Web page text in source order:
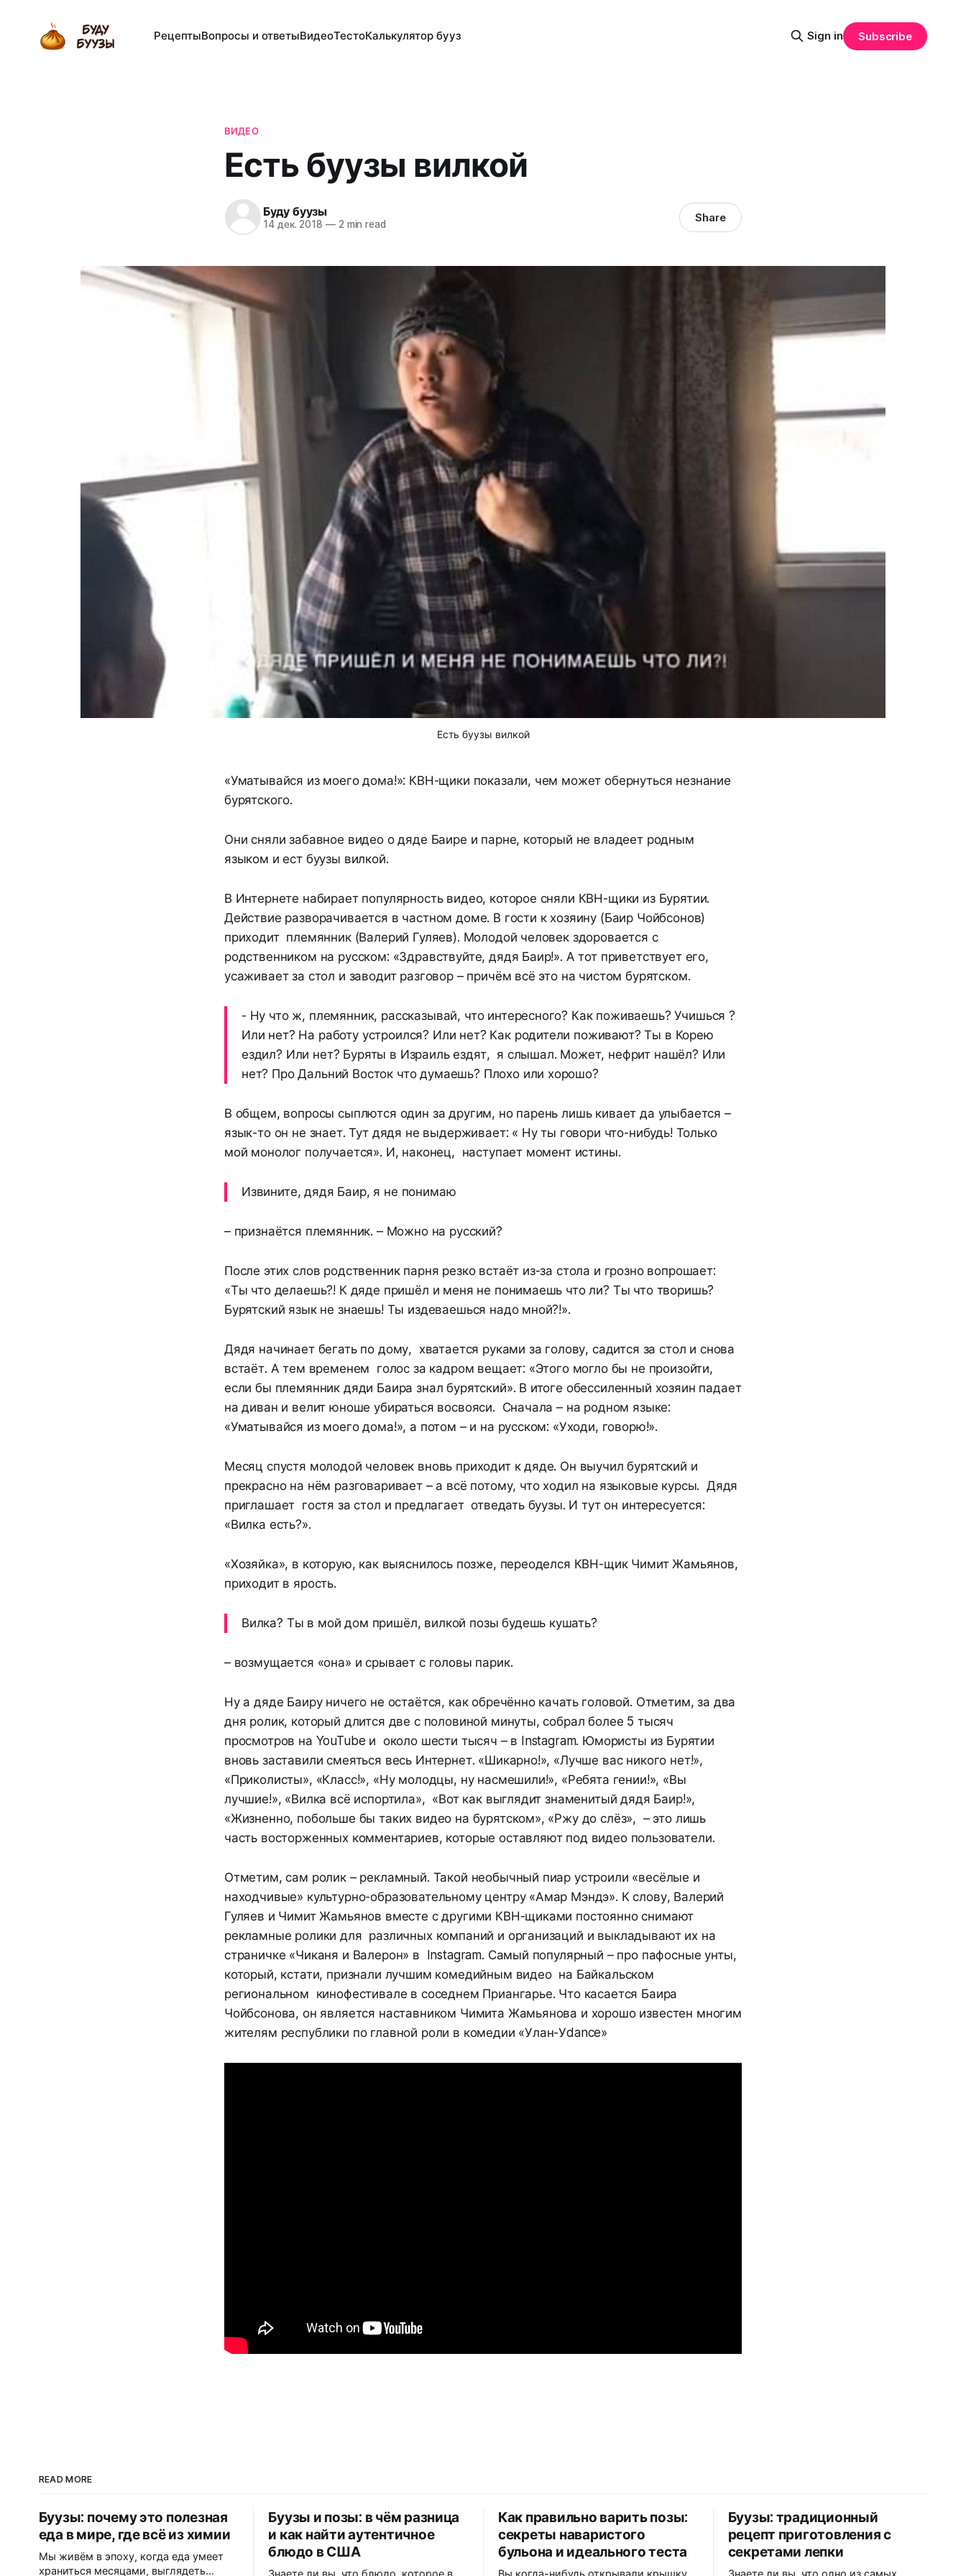
РецептыВопросы и ответыВидеоТестоКалькулятор бууз Sign in Subscribe
ВИДЕО
Есть буузы вилкой
Буду буузы
14 дек. 2018 —2 min read Share
Есть буузы вилкой
«Уматывайся из моего дома!»: КВН-щики показали, чем может обернуться незнание
бурятского.
Они сняли забавное видео о дяде Баире и парне, который не владеет родным
языком и ест буузы вилкой.
В Интернете набирает популярность видео, которое сняли КВН-щики из Бурятии.
Действие разворачивается в частном доме. В гости к хозяину (Баир Чойбсонов)
приходит племянник (Валерий Гуляев). Молодой человек здоровается с
родственником на русском: «Здравствуйте, дядя Баир!». А тот приветствует его,
усаживает за стол и заводит разговор – причём всё это на чистом бурятском.
- Ну что ж, племянник, рассказывай, что интересного? Как поживаешь? Учишься ?
Или нет? На работу устроился? Или нет? Как родители поживают? Ты в Корею
ездил? Или нет? Буряты в Израиль ездят, я слышал. Может, нефрит нашёл? Или
нет? Про Дальний Восток что думаешь? Плохо или хорошо?
В общем, вопросы сыплются один за другим, но парень лишь кивает да улыбается –
язык-то он не знает. Тут дядя не выдерживает: « Ну ты говори что-нибудь! Только
мой монолог получается». И, наконец, наступает момент истины.
Извините, дядя Баир, я не понимаю
– признаётся племянник. – Можно на русский?
После этих слов родственник парня резко встаёт из-за стола и грозно вопрошает:
«Ты что делаешь?! К дяде пришёл и меня не понимаешь что ли? Ты что творишь?
Бурятский язык не знаешь! Ты издеваешься надо мной?!».
Дядя начинает бегать по дому, хватается руками за голову, садится за стол и снова
встаёт. А тем временем голос за кадром вещает: «Этого могло бы не произойти,
если бы племянник дяди Баира знал бурятский». В итоге обессиленный хозяин падает
на диван и велит юноше убираться восвояси. Сначала – на родном языке:
«Уматывайся из моего дома!», а потом – и на русском: «Уходи, говорю!».
Месяц спустя молодой человек вновь приходит к дяде. Он выучил бурятский и
прекрасно на нём разговаривает – а всё потому, что ходил на языковые курсы. Дядя
приглашает гостя за стол и предлагает отведать буузы. И тут он интересуется:
«Вилка есть?».
«Хозяйка», в которую, как выяснилось позже, переоделся КВН-щик Чимит Жамьянов,
приходит в ярость.
Вилка? Ты в мой дом пришёл, вилкой позы будешь кушать?
– возмущается «она» и срывает с головы парик.
Ну а дяде Баиру ничего не остаётся, как обречённо качать головой. Отметим, за два
дня ролик, который длится две с половиной минуты, собрал более 5 тысяч
просмотров на YouTube и около шести тысяч – в Instagram. Юмористы из Бурятии
вновь заставили смеяться весь Интернет. «Шикарно!», «Лучше вас никого нет!»,
«Приколисты», «Класс!», «Ну молодцы, ну насмешили!», «Ребята гении!», «Вы
лучшие!», «Вилка всё испортила», «Вот как выглядит знаменитый дядя Баир!»,
«Жизненно, побольше бы таких видео на бурятском», «Ржу до слёз», – это лишь
часть восторженных комментариев, которые оставляют под видео пользователи.
Отметим, сам ролик – рекламный. Такой необычный пиар устроили «весёлые и
находчивые» культурно-образовательному центру «Амар Мэндэ». К слову, Валерий
Гуляев и Чимит Жамьянов вместе с другими КВН-щиками постоянно снимают
рекламные ролики для различных компаний и организаций и выкладывают их на
страничке «Чиканя и Валерон» в Instagram. Самый популярный – про пафосные унты,
который, кстати, признали лучшим комедийным видео на Байкальском
региональном кинофестивале в соседнем Приангарье. Что касается Баира
Чойбсонова, он является наставником Чимита Жамьянова и хорошо известен многим
жителям республики по главной роли в комедии «Улан-Уdance»
READ MORE
Буузы: почему это полезная
еда в мире, где всё из химии
Мы живём в эпоху, когда еда умеет
храниться месяцами, выглядеть
Буузы и позы: в чём разница
и как найти аутентичное
блюдо в США
Как правильно варить позы:
секреты наваристого
бульона и идеального теста
Буузы: традиционный
рецепт приготовления с
секретами лепки